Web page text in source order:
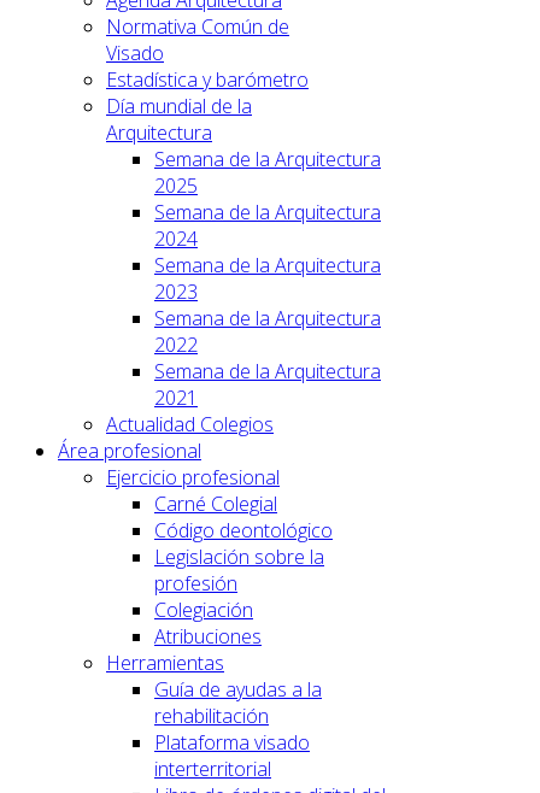
Normativa Común de
Visado
Estadística y barómetro
Día mundial de la
Arquitectura
Semana de la Arquitectura
2025
Semana de la Arquitectura
2024
Semana de la Arquitectura
2023
Semana de la Arquitectura
2022
Semana de la Arquitectura
2021
Actualidad Colegios
Área profesional
Ejercicio profesional
Carné Colegial
Código deontológico
Legislación sobre la
profesión
Colegiación
Atribuciones
Herramientas
Guía de ayudas a la
rehabilitación
Plataforma visado
interterritorial